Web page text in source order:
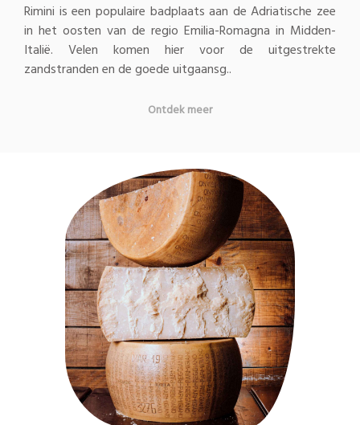
Rimini is een populaire badplaats aan de Adriatische zee
in het oosten van de regio Emilia-Romagna in Midden-
Italië. Velen komen hier voor de uitgestrekte
zandstranden en de goede uitgaansg..
Ontdek meer